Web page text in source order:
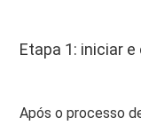
Etapa 1: iniciar
Após o processo